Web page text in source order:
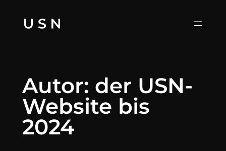
Inhalt
Autor: der USN-
Website bis
2024